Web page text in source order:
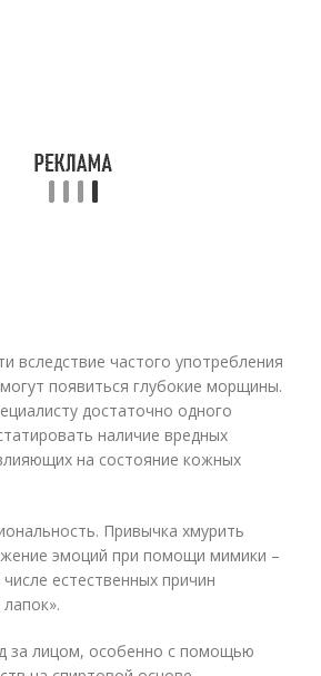
вследствие частого употребления
появиться глубокие морщины.
достаточно одного
наличие вредных
на состояние кожных
Привычка хмурить
эмоций при помощи мимики –
естественных причин
за лицом, особенно с помощью